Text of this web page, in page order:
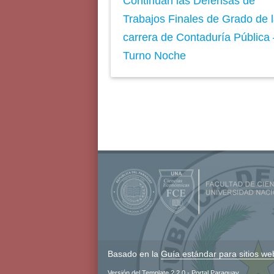
Trabajos Finales de Grado de
carrera de Contaduría Pública
Turno Noche
Basado en la Guía estándar para sitios